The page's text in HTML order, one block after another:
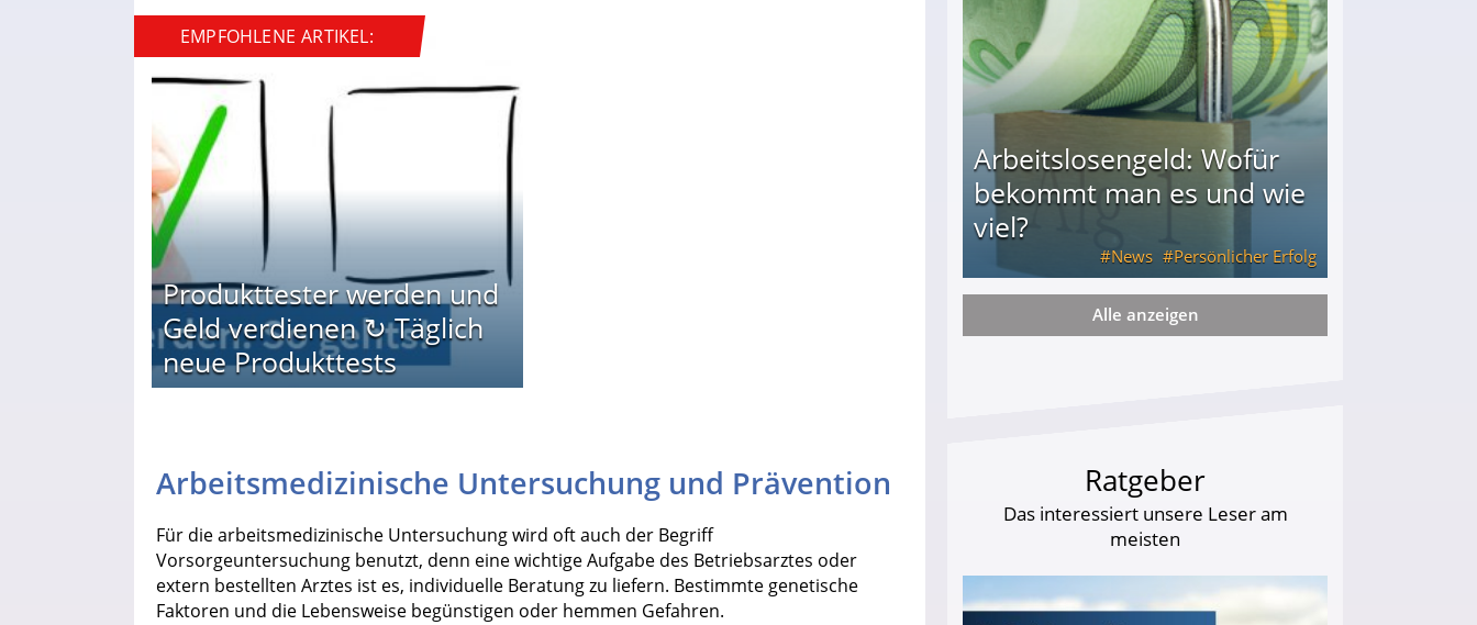
EMPFOHLENE ARTIKEL:
Produkttester werden und
Geld verdienen ↻ Täglich
neue Produkttests
Arbeitsmedizinische Untersuchung und Prävention
Für die arbeitsmedizinische Untersuchung wird oft auch der Begriff
Vorsorgeuntersuchung benutzt, denn eine wichtige Aufgabe des Betriebsarztes oder
extern bestellten Arztes ist es, individuelle Beratung zu liefern. Bestimmte genetische
Faktoren und die Lebensweise begünstigen oder hemmen Gefahren.
Arbeitslosengeld: Wofür
bekommt man es und wie
viel?
News Persönlicher Erfolg
Arbeitslosengeld: Wofür bekommt man es und wie viel?
Alle anzeigen
Ratgeber
Das interessiert unsere Leser am
meisten